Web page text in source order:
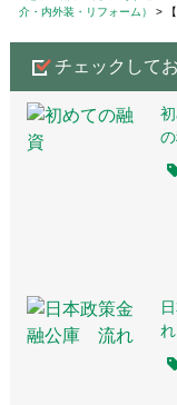
介・内外装・リフォーム）
チェックして